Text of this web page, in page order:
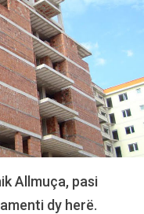
Allmuça, pasi
dy herë.